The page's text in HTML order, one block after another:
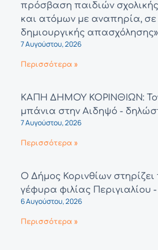
πρόσβαση παιδιών
και ατόμων με αναπηρία, σε
δημιουργικής απασχόλησης»
7 Αυγούστου, 2026
Περισσότερα »
ΚΑΠΗ ΔΗΜΟΥ ΚΟΡΙΝΘΙΩΝ:
μπάνια στην Αιδηψό -
7 Αυγούστου, 2026
Περισσότερα »
Ο Δήμος Κορινθίων στηρίζει
γέφυρα φιλίας Περιγιαλίου
6 Αυγούστου, 2026
Περισσότερα »